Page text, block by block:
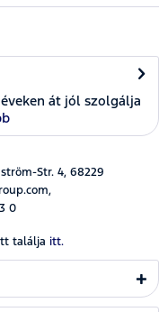
át jól szolgálja
Str. 4, 68229
0
találja itt.